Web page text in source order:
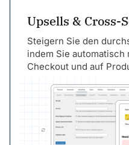
Upsells & Cross-
Steigern Sie den
indem Sie
Checkout und auf